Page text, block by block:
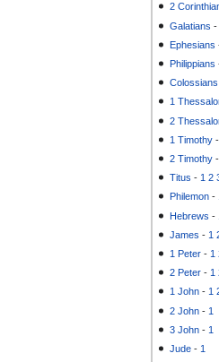
2
Galatians
Ephesians
Philippians
Colossians
1
2
1 Timothy
2 Timothy
Titus - 1 2
Philemon -
Hebrews -
James - 1
1 Peter - 1
2 Peter - 1
1 John - 1
2 John - 1
3 John - 1
Jude - 1